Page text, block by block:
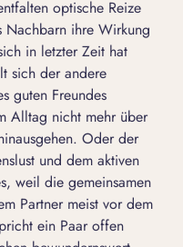
optische Reize
Nachbarn ihre Wirkung
in letzter Zeit hat
sich der andere
guten Freundes
Alltag nicht mehr über
Oder der
und dem aktiven
weil die gemeinsamen
Partner meist vor dem
ein Paar offen